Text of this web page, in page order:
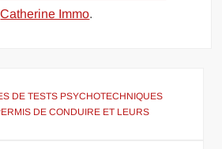
Catherine Immo.
DE TESTS PSYCHOTECHNIQUES
DE CONDUIRE ET LEURS